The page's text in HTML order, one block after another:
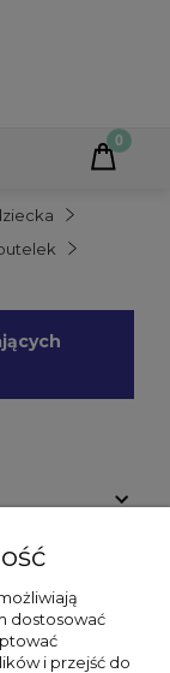
dostosować
i przejść do